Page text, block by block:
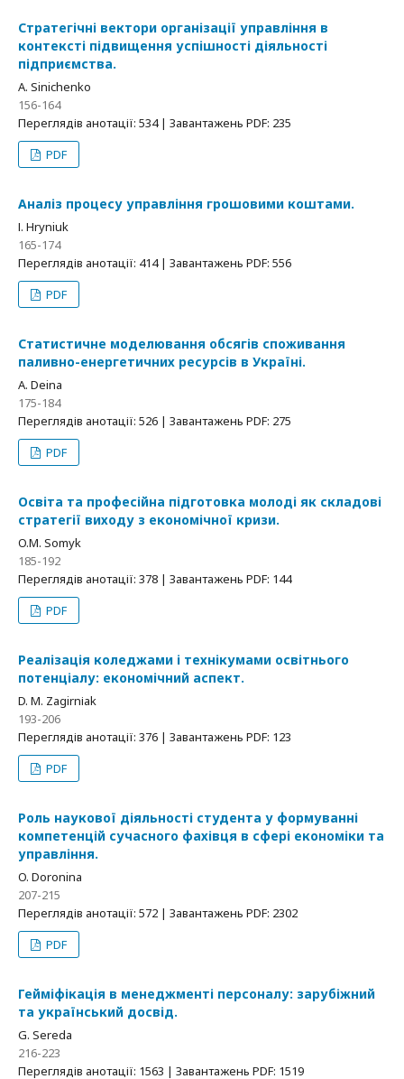
Стратегічні вектори організації управління в
контексті підвищення успішності діяльності
підприємства.
A. Sinichenko
156-164
Переглядів анотації: 534 | Завантажень PDF: 235
PDF
Аналіз процесу управління грошовими коштами.
І. Hryniuk
165-174
Переглядів анотації: 414 | Завантажень PDF: 556
PDF
Статистичне моделювання обсягів споживання
паливно-енергетичних ресурсів в Україні.
A. Deina
175-184
Переглядів анотації: 526 | Завантажень PDF: 275
PDF
Освіта та професійна підготовка молоді як складові
стратегії виходу з економічної кризи.
O.M. Somyk
185-192
Переглядів анотації: 378 | Завантажень PDF: 144
PDF
Реалізація коледжами і технікумами освітнього
потенціалу: економічний аспект.
D. М. Zagirnіak
193-206
Переглядів анотації: 376 | Завантажень PDF: 123
PDF
Роль наукової діяльності студента у формуванні
компетенцій сучасного фахівця в сфері економіки та
управління.
O. Doronina
207-215
Переглядів анотації: 572 | Завантажень PDF: 2302
PDF
Гейміфікація в менеджменті персоналу: зарубіжний
та український досвід.
G. Sereda
216-223
Переглядів анотації: 1563 | Завантажень PDF: 1519